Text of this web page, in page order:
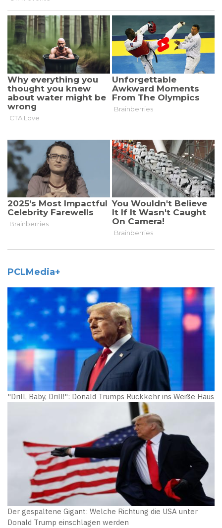
PCLMedia+
"Drill, Baby, Drill!": Donald Trumps Rückkehr ins Weiße Haus
Der gespaltene Gigant: Welche Richtung die USA unter
Donald Trump einschlagen werden